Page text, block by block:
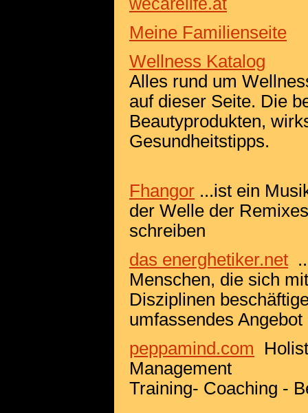
Meine Familienseite
Wellness Katalog
Alles rund um
auf dieser Seite. Die
Beautyprodukten,
Gesundheitstipps.
Fhangor ...ist ein
der Welle der
schreiben
das energhetiker.net
Menschen, die sich
Disziplinen
umfassendes
peppamind.com
Management
Training- Coaching -